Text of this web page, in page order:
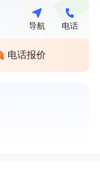
导航 电话
电话报价